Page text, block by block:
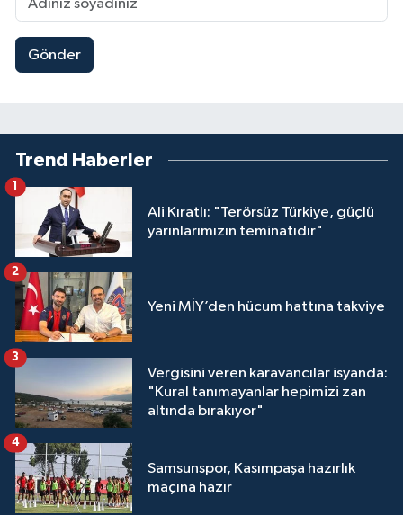
Gönder
Trend Haberler
Ali Kıratlı: "Terörsüz Türkiye, güçlü
yarınlarımızın teminatıdır"
1
Yeni MİY’den hücum hattına takviye
2
Vergisini veren karavancılar isyanda:
"Kural tanımayanlar hepimizi zan
altında bırakıyor"
3
Samsunspor, Kasımpaşa hazırlık
maçına hazır
4